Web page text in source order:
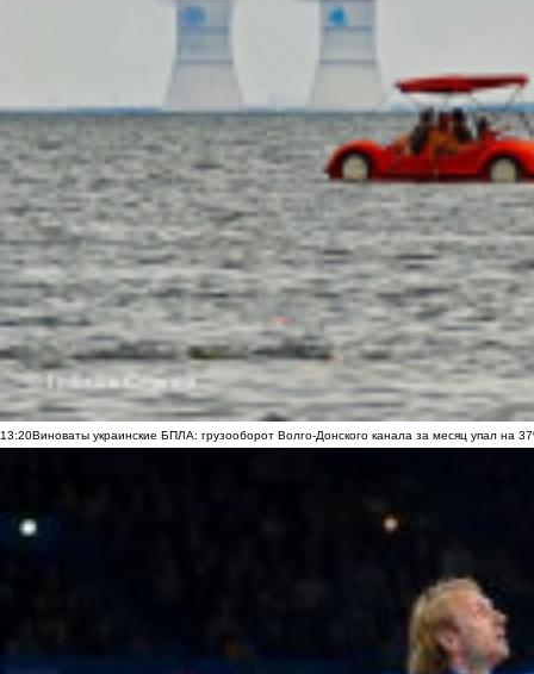
13:20Виноваты украинские БПЛА: грузооборот Волго-Донского канала за месяц упал на